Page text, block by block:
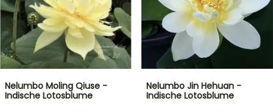
Nelumbo Moling Qiuse -
Indische Lotosblume
Nelumbo Jin Hehuan -
Indische Lotosblume